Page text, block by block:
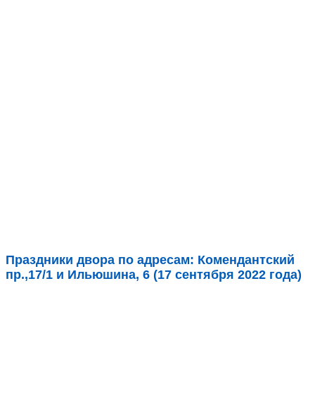
Праздники двора по адресам: Комендантский
пр.,17/1 и Ильюшина, 6 (17 сентября 2022 года)